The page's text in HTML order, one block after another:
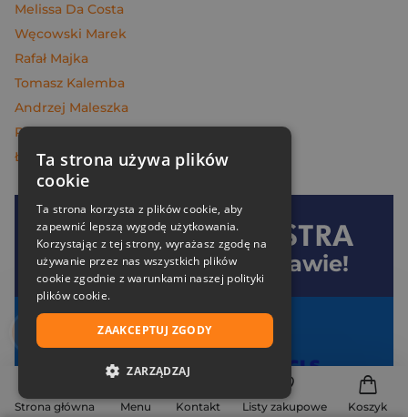
Strona główna Menu Kontakt Listy zakupowe Koszyk
Melissa Da Costa
Węcowski Marek
Rafał Majka
Tomasz Kalemba
Andrzej Maleszka
Piotr Oczko
Łukasz Müller
Dołącz doZnak
i oszczędzaj na dostawie!
Twoje korzyści:
Darmowa dostawa od 99 zł z
Specjalne zniżki tylko dla klubowiczów
Ta strona używa plików
cookie
Ta strona korzysta z plików cookie, aby
zapewnić lepszą wygodę użytkowania.
Korzystając z tej strony, wyrażasz zgodę na
używanie przez nas wszystkich plików
cookie zgodnie z warunkami naszej polityki
plików cookie.
ZAAKCEPTUJ ZGODY
ZARZĄDZAJ
NIEZBĘDNE